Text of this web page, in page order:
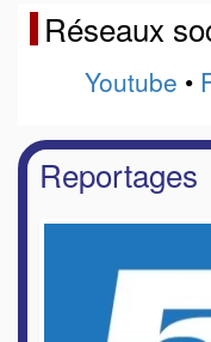
Réseaux
Youtube •
Reportages